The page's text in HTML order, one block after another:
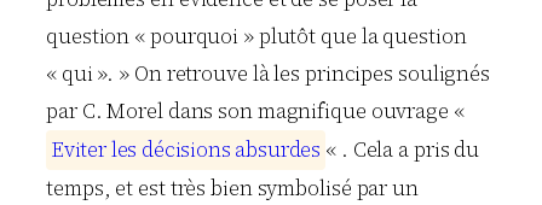
question « pourquoi » plutôt que la question
« qui ». » On retrouve là les principes soulignés
par C. Morel dans son magnifique ouvrage «
Eviterles décisions absurdes « . Cela a pris du
temps, et est très bien symbolisé par un